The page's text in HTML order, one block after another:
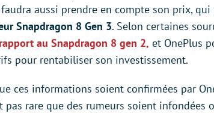
aussi prendre en compte son prix,
Snapdragon 8 Gen 3. Selon certaines
au Snapdragon 8 gen 2, et OnePlus
pour rentabiliser son investissement.
ces informations soient confirmées par
pas rare que des rumeurs soient infondées